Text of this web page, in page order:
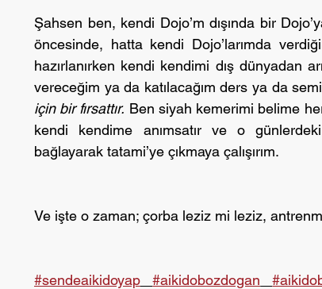
Şahsen ben, kendi Dojo’m dışında bir
öncesinde, hatta kendi Dojo’larımda
hazırlanırken kendi kendimi dış dünyadan
vereceğim ya da katılacağım ders ya da
için bir fırsattır. Ben siyah kemerimi belime
kendi kendime anımsatır ve o
bağlayarak tatami’ye çıkmaya çalışırım.
Ve işte o zaman; çorba leziz mi leziz,
#sendeaikidoyap #aikidobozdogan